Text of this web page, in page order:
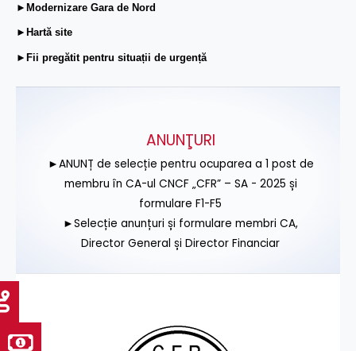
►Modernizare Gara de Nord
►Hartă site
►Fii pregătit pentru situații de urgență
ANUNŢURI
►ANUNȚ de selecție pentru ocuparea a 1 post de
membru în CA-ul CNCF „CFR” – SA - 2025 și
formulare F1-F5
►Selecție anunțuri și formulare membri CA,
Director General și Director Financiar